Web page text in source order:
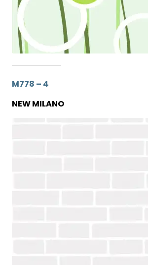
M778 – 4
NEW MILANO